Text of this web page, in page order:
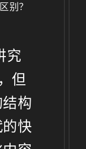
别？
究
但
构
快